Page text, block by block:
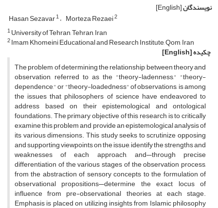
نویسندگان[English]
Hasan Sezavar1 Morteza Rezaei2
1University of Tehran, Tehran, Iran
2Imam Khomeini Educational and Research Institute, Qom, Iran
چکیده[English]
The problem of determining the relationship between theory and
observation, referred to as the "theory-ladenness," "theory-
dependence," or "theory-loadedness" of observations, is among
the issues that philosophers of science have endeavored to
address based on their epistemological and ontological
foundations. The primary objective of this research is to critically
examine this problem and provide an epistemological analysis of
its various dimensions. This study seeks to scrutinize opposing
and supporting viewpoints on the issue, identify the strengths and
weaknesses of each approach, and—through precise
differentiation of the various stages of the observation process,
from the abstraction of sensory concepts to the formulation of
observational propositions—determine the exact locus of
influence from pre-observational theories at each stage.
Emphasis is placed on utilizing insights from Islamic philosophy